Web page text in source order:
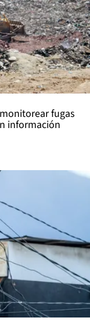
fugas
información